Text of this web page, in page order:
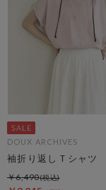
DOUX ARCHIVES
袖折り返しＴシャツ
￥6,490